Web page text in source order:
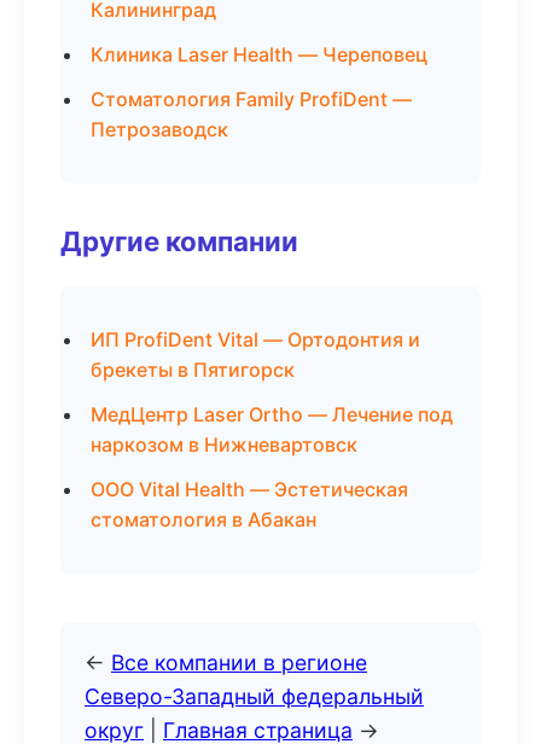
Калининград
Клиника Laser Health — Череповец
Стоматология Family ProfiDent —
Петрозаводск
Другие компании
ИП ProfiDent Vital — Ортодонтия и
брекеты в Пятигорск
МедЦентр Laser Ortho — Лечение под
наркозом в Нижневартовск
ООО Vital Health — Эстетическая
стоматология в Абакан
← Все компании в регионе
Северо-Западный федеральный
округ
Главная страница →